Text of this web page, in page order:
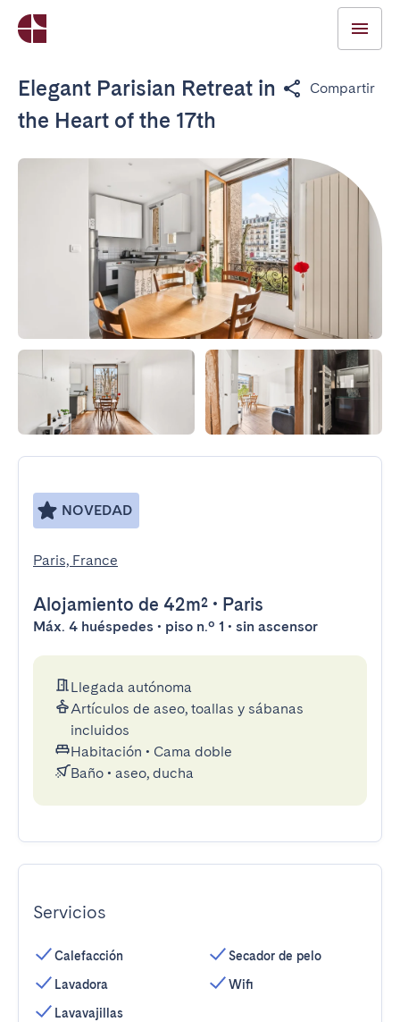
Elegant Parisian Retreat in
the Heart of the 17th
Compartir
NOVEDAD
Paris, France
Alojamiento de 42m² • Paris
Máx. 4 huéspedes • piso n.º 1 • sin ascensor
Llegada autónoma
Artículos de aseo, toallas y sábanas
incluidos
Habitación • Cama doble
Baño • aseo, ducha
Servicios
Calefacción
Lavadora
Lavavajillas
Secador de pelo
Wifi